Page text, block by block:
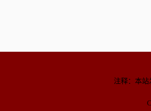
注释：本